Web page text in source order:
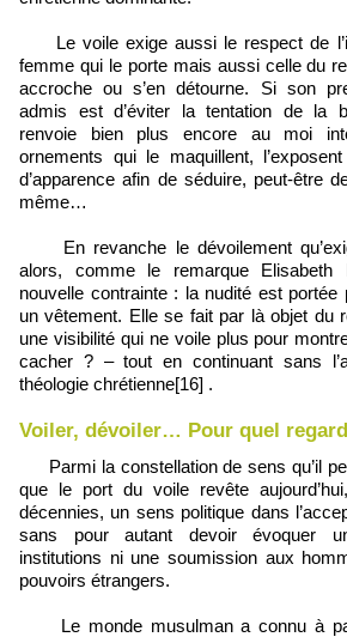
Le voile exige aussi le respect de
femme qui le porte mais aussi celle du
accroche ou s’en détourne. Si son
admis est d’éviter la tentation de la
renvoie bien plus encore au moi
ornements qui le maquillent,
d’apparence afin de séduire, peut-être
même…
En revanche le dévoilement
alors, comme le remarque Elisabeth
nouvelle contrainte : la nudité est
un vêtement. Elle se fait par là objet du
une visibilité qui ne voile plus pour
cacher ? – tout en continuant sans
théologie chrétienne[16] .
Voiler, dévoiler… Pour quel
Parmi la constellation de sens qu’il peut suggérer, il semble
que le port du voile revête
décennies, un sens politique dans
sans pour autant devoir évoquer
institutions ni une soumission aux
pouvoirs étrangers.
Le monde musulman a connu à